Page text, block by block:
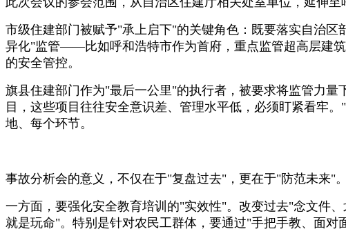
市级住建部门被赋予"承上启下"的关键角色：既要落实自治区
异化"监管——比如呼和浩特市作为首府，重点监管超高层建
的安全管控。
旗县住建部门作为"最后一公里"的执行者，被要求将监管力
目，这些项目往往安全意识差、管理水平低，必须盯紧看牢
地、每个环节。
事故分析会的意义，不仅在于"复盘过去"，更在于"防范未来"
一方面，要强化安全教育培训的"实效性"。改变过去"念文件
就是玩命"。特别是针对农民工群体，要通过"手把手教、面对